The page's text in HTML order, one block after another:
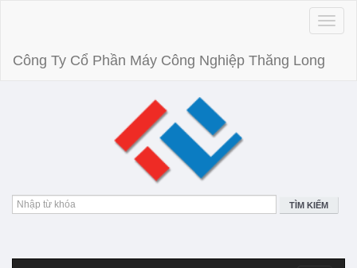
Toggle
Công Ty Cổ Phần Máy Công Nghiệp Thăng Long
TÌM KIẾM